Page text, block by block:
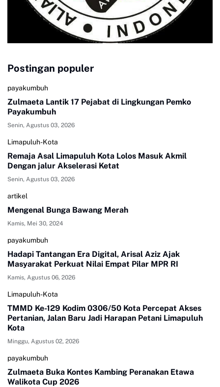
Postingan populer
payakumbuh
Zulmaeta Lantik 17 Pejabat di Lingkungan Pemko
Payakumbuh
Senin, Agustus 03, 2026
Limapuluh-Kota
Remaja Asal Limapuluh Kota Lolos Masuk Akmil
Dengan jalur Akselerasi Ketat
Senin, Agustus 03, 2026
artikel
Mengenal Bunga Bawang Merah
Kamis, Mei 30, 2024
payakumbuh
Hadapi Tantangan Era Digital, Arisal Aziz Ajak
Masyarakat Perkuat Nilai Empat Pilar MPR RI
Kamis, Agustus 06, 2026
Limapuluh-Kota
TMMD Ke-129 Kodim 0306/50 Kota Percepat Akses
Pertanian, Jalan Baru Jadi Harapan Petani Limapuluh
Kota
Minggu, Agustus 02, 2026
payakumbuh
Zulmaeta Buka Kontes Kambing Peranakan Etawa
Walikota Cup 2026